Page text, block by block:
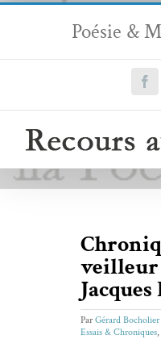
Passer
contenu
Poésie &
veilleur
ParGérard Bocholier
Essais & Chroniques,